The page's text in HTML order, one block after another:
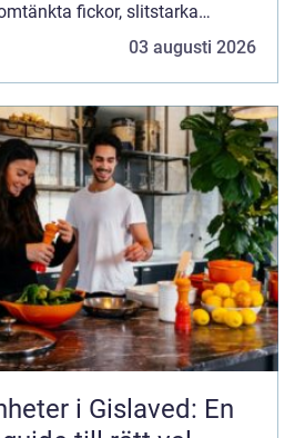
fickor, slitstarka
03 augusti 2026
i Gislaved: En